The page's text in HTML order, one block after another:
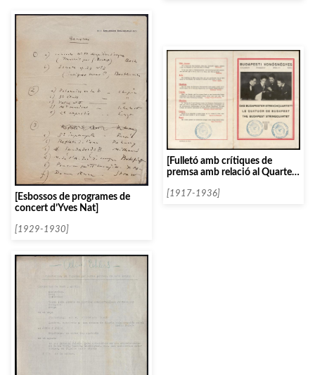
[Esbossos de programes de
concert d’Yves Nat]
[1929-1930]
[Fulletó amb crítiques de
premsa amb relació al Quartet
[1917-1936]